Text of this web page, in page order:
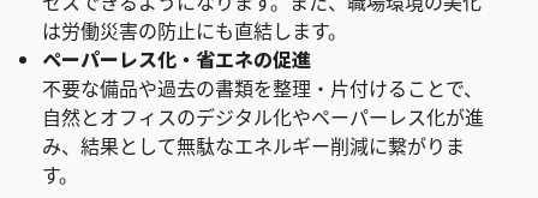
は労働災害の防止にも直結します。
ペーパーレス化・省エネの促進
不要な備品や過去の書類を整理・片付けることで、
自然とオフィスのデジタル化やペーパーレス化が進
み、結果として無駄なエネルギー削減に繋がりま
す。